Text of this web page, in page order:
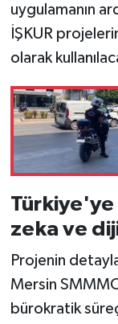
uygulamanın
İŞKUR
olarak
zeka ve
Projenin
Mersin
bürokratik